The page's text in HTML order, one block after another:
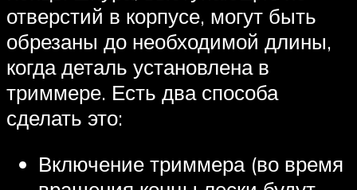
отверстий в корпусе, могут быть
обрезаны до необходимой длины,
когда деталь установлена ​​в
триммере. Есть два способа
сделать это:
Включение триммера (во время